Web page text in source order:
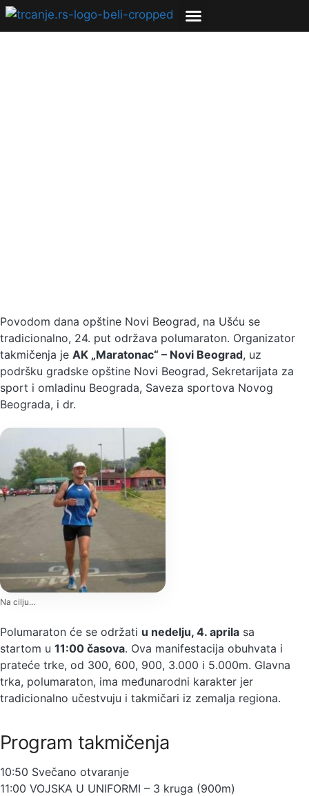
Povodom dana opštine Novi Beograd, na Ušću se
tradicionalno, 24. put održava polumaraton. Organizator
takmičenja je AK „Maratonac“ – Novi Beograd, uz
podršku gradske opštine Novi Beograd, Sekretarijata za
sport i omladinu Beograda, Saveza sportova Novog
Beograda, i dr.
Na cilju...
Polumaraton će se održati u nedelju, 4. aprila sa
startom u 11:00 časova. Ova manifestacija obuhvata i
prateće trke, od 300, 600, 900, 3.000 i 5.000m. Glavna
trka, polumaraton, ima međunarodni karakter jer
tradicionalno učestvuju i takmičari iz zemalja regiona.
Program takmičenja
10:50 Svečano otvaranje
11:00 VOJSKA U UNIFORMI – 3 kruga (900m)